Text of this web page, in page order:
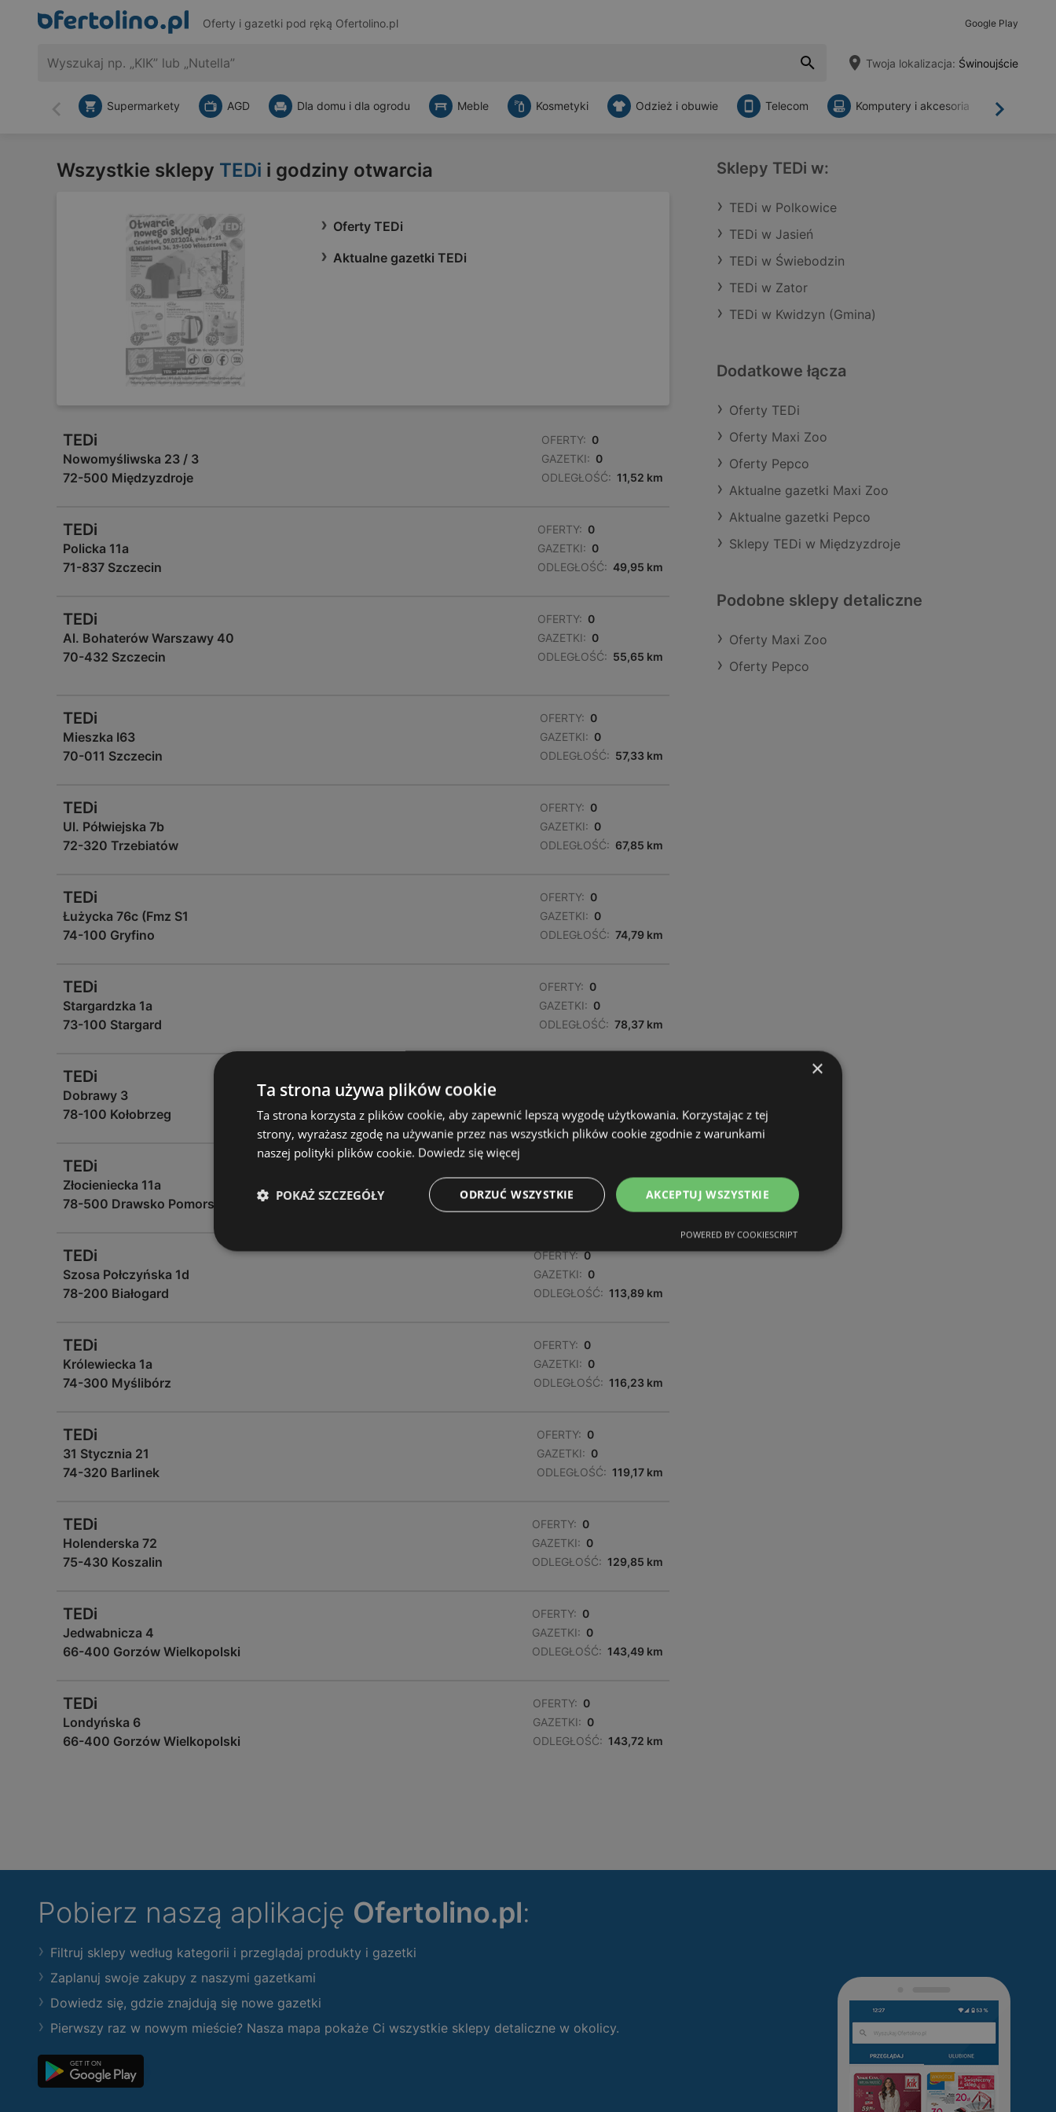
Oferty i gazetki pod ręką Ofertolino.pl Google Play
Twoja lokalizacja: Świnoujście
Wstecz Dalej
Supermarkety AGD Dla domu i dla ogrodu Meble Kosmetyki Odzież i obuwie Telecom Komputery i akcesoria
Wszystkie sklepy TEDi i godziny otwarcia
Oferty TEDi
Aktualne gazetki TEDi
TEDi
Nowomyśliwska 23 / 3
72-500 Międzyzdroje
OFERTY: 0
GAZETKI: 0
ODLEGŁOŚĆ: 11,52 km
TEDi
Policka 11a
71-837 Szczecin
OFERTY: 0
GAZETKI: 0
ODLEGŁOŚĆ: 49,95 km
TEDi
Al. Bohaterów Warszawy 40
70-432 Szczecin
OFERTY: 0
GAZETKI: 0
ODLEGŁOŚĆ: 55,65 km
TEDi
Mieszka I63
70-011 Szczecin
OFERTY: 0
GAZETKI: 0
ODLEGŁOŚĆ: 57,33 km
TEDi
Ul. Półwiejska 7b
72-320 Trzebiatów
OFERTY: 0
GAZETKI: 0
ODLEGŁOŚĆ: 67,85 km
TEDi
Łużycka 76c (Fmz S1
74-100 Gryfino
OFERTY: 0
GAZETKI: 0
ODLEGŁOŚĆ: 74,79 km
TEDi
Stargardzka 1a
73-100 Stargard
OFERTY: 0
GAZETKI: 0
ODLEGŁOŚĆ: 78,37 km
TEDi
Dobrawy 3
78-100 Kołobrzeg
ODLEGŁOŚĆ: 91,98 km
TEDi
Złocieniecka 11a
78-500 Drawsko Pomorskie
0
ODLEGŁOŚĆ:
110,76 km
TEDi
Szosa Połczyńska 1d
78-200 Białogard
OFERTY: 0
GAZETKI: 0
ODLEGŁOŚĆ: 113,89 km
TEDi
Królewiecka 1a
74-300 Myślibórz
OFERTY: 0
GAZETKI: 0
ODLEGŁOŚĆ: 116,23 km
TEDi
31 Stycznia 21
74-320 Barlinek
OFERTY: 0
GAZETKI: 0
ODLEGŁOŚĆ: 119,17 km
TEDi
Holenderska 72
75-430 Koszalin
OFERTY: 0
GAZETKI: 0
ODLEGŁOŚĆ: 129,85 km
TEDi
Jedwabnicza 4
66-400 Gorzów Wielkopolski
OFERTY: 0
GAZETKI: 0
ODLEGŁOŚĆ: 143,49 km
TEDi
Londyńska 6
66-400 Gorzów Wielkopolski
OFERTY: 0
GAZETKI: 0
ODLEGŁOŚĆ: 143,72 km
Sklepy TEDi w:
TEDi w Polkowice
TEDi w Jasień
TEDi w Świebodzin
TEDi w Zator
TEDi w Kwidzyn (Gmina)
Dodatkowe łącza
Oferty TEDi
Oferty Maxi Zoo
Oferty Pepco
Aktualne gazetki Maxi Zoo
Aktualne gazetki Pepco
Sklepy TEDi w Międzyzdroje
Podobne sklepy detaliczne
Oferty Maxi Zoo
Oferty Pepco
Pobierz naszą aplikację Ofertolino.pl:
Filtruj sklepy według kategorii i przeglądaj produkty i gazetki
Zaplanuj swoje zakupy z naszymi gazetkami
Dowiedz się, gdzie znajdują się nowe gazetki
Pierwszy raz w nowym mieście? Nasza mapa pokaże Ci wszystkie sklepy detaliczne w okolicy.
×
Ta strona używa plików cookie
Ta strona korzysta z plików cookie, aby zapewnić lepszą wygodę użytkowania. Korzystając z tej
strony, wyrażasz zgodę na używanie przez nas wszystkich plików cookie zgodnie z warunkami
naszej polityki plików cookie. Dowiedz się więcej
AKCEPTUJ WSZYSTKIE
ODRZUĆ WSZYSTKIE
POKAŻ SZCZEGÓŁY
POWERED BY COOKIESCRIPT